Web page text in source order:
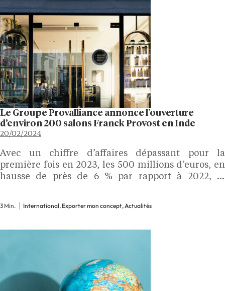
Le Groupe Provalliance annonce l’ouverture
d’environ 200 salons Franck Provost en Inde
20/02/2024
Avec un chiffre d’affaires dépassant pour la
première fois en 2023, les 500 millions d’euros, en
hausse de près de 6 % par rapport à 2022, le
mondial du marché de la coiffure. Le Groupe…
3 Min. International, Exporter mon concept, Actualités